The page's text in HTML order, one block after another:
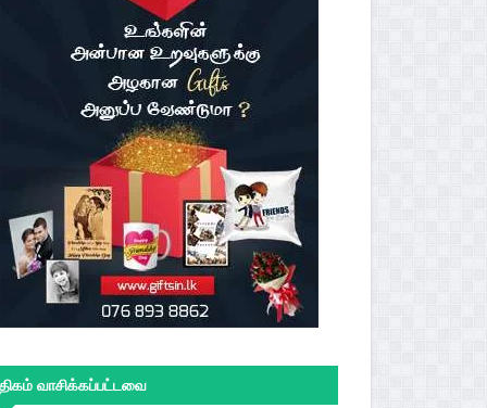
வாசிக்கப்பட்டவை